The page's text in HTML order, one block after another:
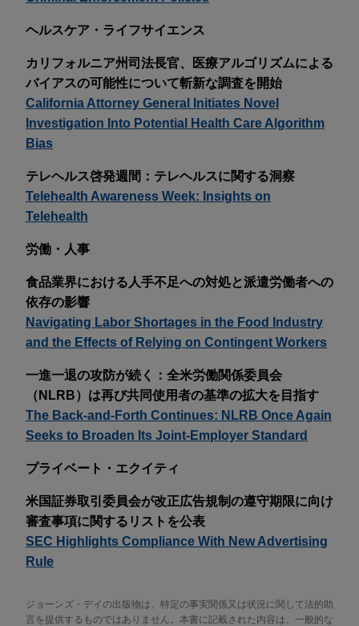
ヘルスケア・ライフサイエンス
カリフォルニア州司法長官、医療アルゴリズムによる
バイアスの可能性について斬新な調査を開始
California Attorney General Initiates Novel
Investigation Into Potential Health Care Algorithm
Bias
テレヘルス啓発週間：テレヘルスに関する洞察
Telehealth Awareness Week: Insights on
Telehealth
労働・人事
食品業界における人手不足への対処と派遣労働者への
依存の影響
Navigating Labor Shortages in the Food Industry
and the Effects of Relying on Contingent Workers
一進一退の攻防が続く：全米労働関係委員会
（NLRB）は再び共同使用者の基準の拡大を目指す
The Back-and-Forth Continues: NLRB Once Again
Seeks to Broaden Its Joint-Employer Standard
プライベート・エクイティ
米国証券取引委員会が改正広告規制の遵守期限に向け
審査事項に関するリストを公表
SEC Highlights Compliance With New Advertising
Rule
ジョーンズ・デイの出版物は、特定の事実関係又は状況に関して法的助
言を提供するものではありません。本書に記載された内容は、一般的な